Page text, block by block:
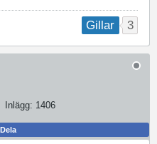
Gillar 3
Inlägg: 1406
Dela